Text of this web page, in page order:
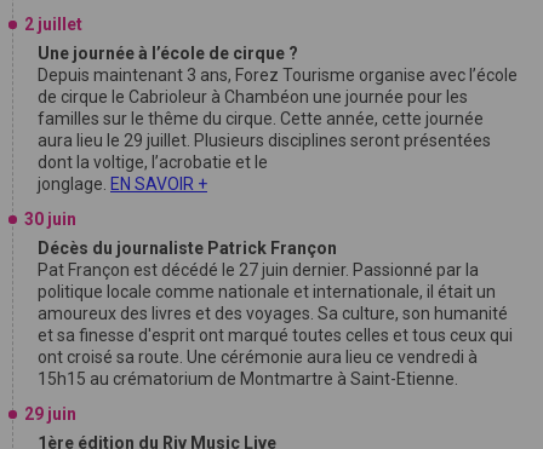
2 juillet
Une journée à l’école de cirque ?
Depuis maintenant 3 ans, Forez Tourisme organise avec l’école
de cirque le Cabrioleur à Chambéon une journée pour les
familles sur le thême du cirque. Cette année, cette journée
aura lieu le 29 juillet. Plusieurs disciplines seront présentées
dont la voltige, l’acrobatie et le
jonglage. EN SAVOIR +
30 juin
Décès du journaliste Patrick Françon
Pat Françon est décédé le 27 juin dernier. Passionné par la
politique locale comme nationale et internationale, il était un
amoureux des livres et des voyages. Sa culture, son humanité
et sa finesse d'esprit ont marqué toutes celles et tous ceux qui
ont croisé sa route. Une cérémonie aura lieu ce vendredi à
15h15 au crématorium de Montmartre à Saint-Etienne.
29 juin
1ère édition du Riv Music Live